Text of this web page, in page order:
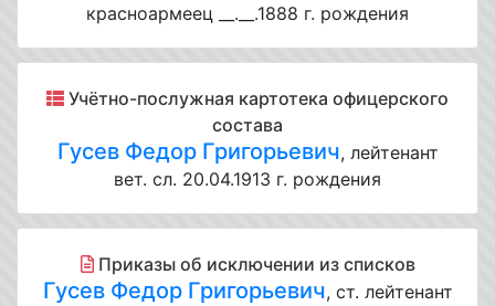
красноармеец __.__.1888 г. рождения
Учётно-послужная картотека офицерского
состава
Гусев Федор Григорьевич, лейтенант
вет. сл. 20.04.1913 г. рождения
Приказы об исключении из списков
Гусев Федор Григорьевич, ст. лейтенант